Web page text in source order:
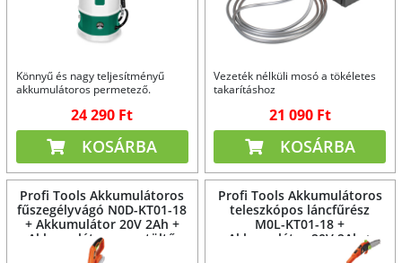
Könnyű és nagy teljesítményű
akkumulátoros permetező.
24 290 Ft
KOSÁRBA
Vezeték nélküli mosó a tökéletes
takarításhoz
21 090 Ft
KOSÁRBA
Profi Tools Akkumulátoros
fűszegélyvágó N0D-KT01-18
+ Akkumulátor 20V 2Ah +
Akkumulátor gyorstöltő
Profi Tools Akkumulátoros
teleszkópos láncfűrész
M0L-KT01-18 +
Akkumulátor 20V 2Ah +
Akkumulátor gyorstöltő